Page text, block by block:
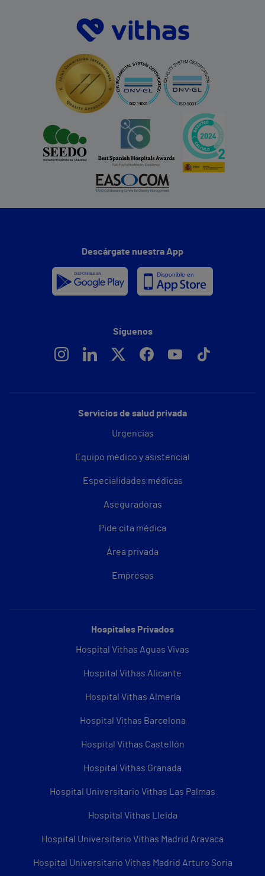
Servicios de salud privada
Urgencias
Equipo médico y asistencial
Especialidades médicas
Aseguradoras
Pide cita médica
Área privada
Empresas
Hospitales Privados
Hospital Vithas Aguas Vivas
Hospital Vithas Alicante
Hospital Vithas Almería
Hospital Vithas Barcelona
Hospital Vithas Castellón
Hospital Vithas Granada
Hospital Universitario Vithas Las Palmas
Hospital Vithas Lleida
Hospital Universitario Vithas Madrid Aravaca
Hospital Universitario Vithas Madrid Arturo Soria
Descárgate nuestra App
Síguenos